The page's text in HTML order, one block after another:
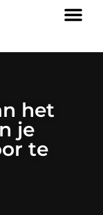
het
je
te